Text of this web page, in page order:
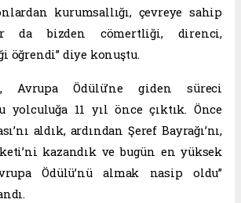
kurumsallığı, çevreye sahip
da bizden cömertliği, direnci,
öğrendi” diye konuştu.
Avrupa Ödülü’ne giden süreci
yolculuğa 11 yıl önce çıktık. Önce
aldık, ardından Şeref Bayrağı’nı,
kazandık ve bugün en yüksek
Ödülü’nü almak nasip oldu”